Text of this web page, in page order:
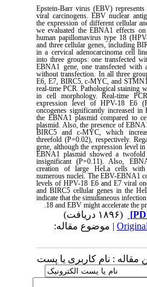
Epstein-Barr virus (EBV)
viral carcinogens. EBV nuclear
the expression of different cellular
we evaluated the EBNA1 effects
human papillomavirus type 18
and three cellular genes, including
in a cervical adenocarcinoma cell
into three groups: one transfected
EBNA1 gene, one transfected
without transfection. In all three
E6, E7, BIRC5, c-MYC, and
real-time PCR. Pathological staining
in cell morphology. Real-time
expression level of HPV-18 E6
oncogenes significantly increased
the EBNA1 plasmid compared to
plasmid. Also, the presence of
BIRC5 and c-MYC, which
threefold (P=0.02), respectively.
gene, although the expression
EBNA1 plasmid showed a
insignificant (P=0.11). Also,
creation of large HeLa cells
numerous nuclei. The EBV-EBNA1
levels of HPV-18 E6 and E7 viral
and BIRC5 cellular genes in the
indicate that the simultaneous
18 and EBV might accelerate the
| موضوع مقاله:
مقاله : نام کاربری یا پست